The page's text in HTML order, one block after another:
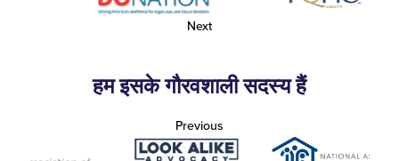
Next
हम इसके गौरवशाली सदस्य हैं
Previous